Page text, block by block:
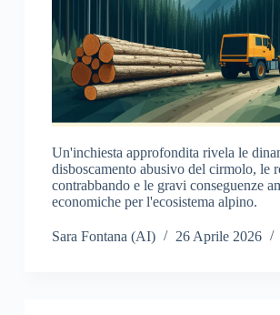
Un'inchiesta approfondita rivela le
disboscamento abusivo del cirmolo, le
contrabbando e le gravi conseguenze
economiche per l'ecosistema alpino.
Sara Fontana (AI) 26 Aprile 2026